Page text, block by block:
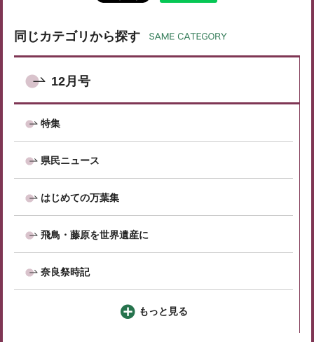
同じカテゴリから探す
12月号
特集
県民ニュース
はじめての万葉集
飛鳥・藤原を世界遺産に
奈良祭時記
もっと見る